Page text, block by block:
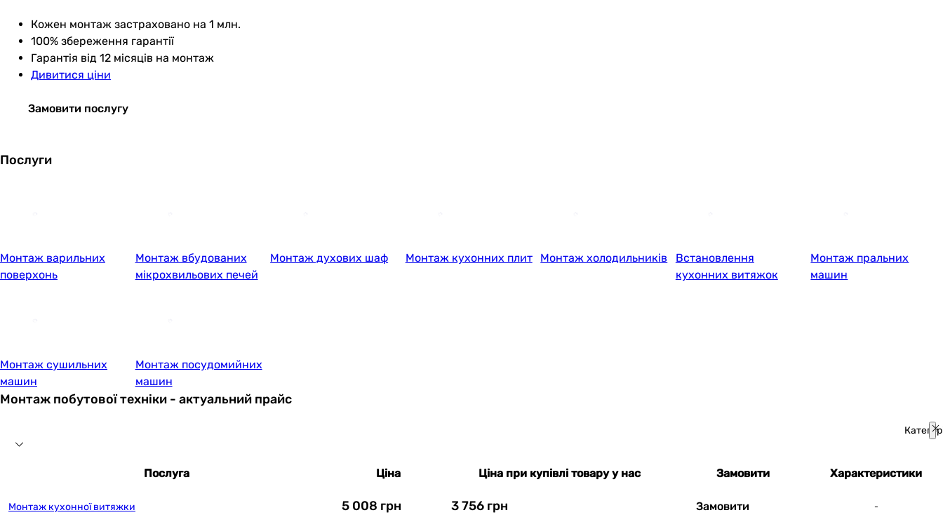
Кожен монтаж застраховано на 1 млн.
100% збереження гарантії
Гарантія від 12 місяців на монтаж
Дивитися ціни
Замовити послугу
Послуги
Монтаж варильних
поверхонь
Монтаж вбудованих
мікрохвильових печей
Монтаж духових шаф Монтаж кухонних плит Монтаж холодильників
Встановлення
кухонних витяжок
Монтаж пральних
машин
Монтаж сушильних
машин
Монтаж посудомийних
машин
Монтаж побутової техніки - актуальний прайс
Послуга Ціна Ціна при купівлі товару у нас Замовити Характеристики
Монтаж кухонної витяжки 5 008 грн 3 756 грн Замовити -